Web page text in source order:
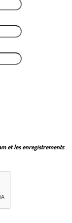
et les enregistrements